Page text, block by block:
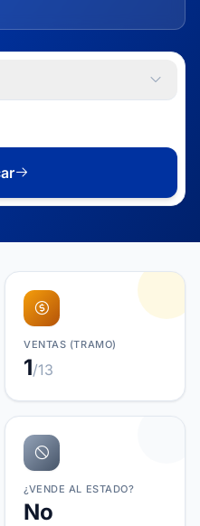
VENTAS (TRAMO)
1/13
¿VENDE AL ESTADO?
No